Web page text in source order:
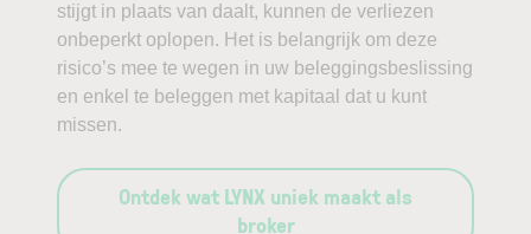
stijgt in plaats van daalt, kunnen de verliezen
onbeperkt oplopen. Het is belangrijk om deze
risico’s mee te wegen in uw beleggingsbeslissing
en enkel te beleggen met kapitaal dat u kunt
missen.
Ontdek wat LYNX uniek maakt als
broker